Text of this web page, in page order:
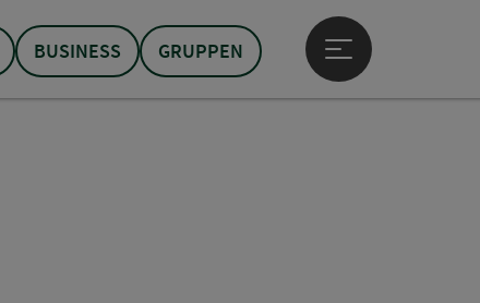
BUSINESS GRUPPEN
Hauptmenü öffnen